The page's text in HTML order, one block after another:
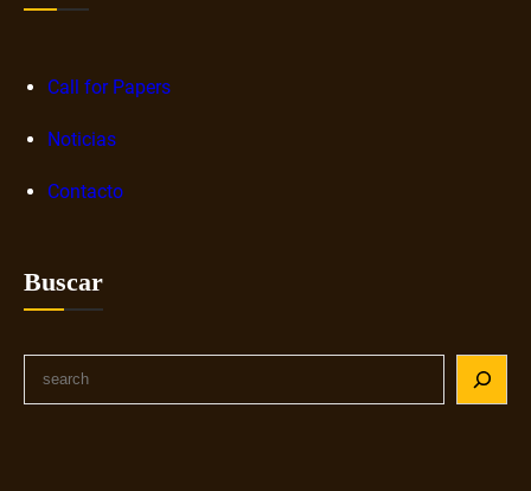
Call for Papers
Noticias
Contacto
Buscar